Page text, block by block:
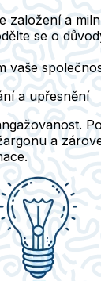
založení a
se o
vaše
a upřesnění
a